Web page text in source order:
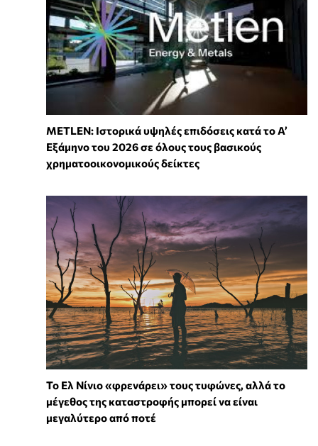
METLEN: Ιστορικά υψηλές επιδόσεις κατά το Α’
Εξάμηνο του 2026 σε όλους τους βασικούς
χρηματοοικονομικούς δείκτες
Το Ελ Νίνιο «φρενάρει» τους τυφώνες, αλλά το
μέγεθος της καταστροφής μπορεί να είναι
μεγαλύτερο από ποτέ